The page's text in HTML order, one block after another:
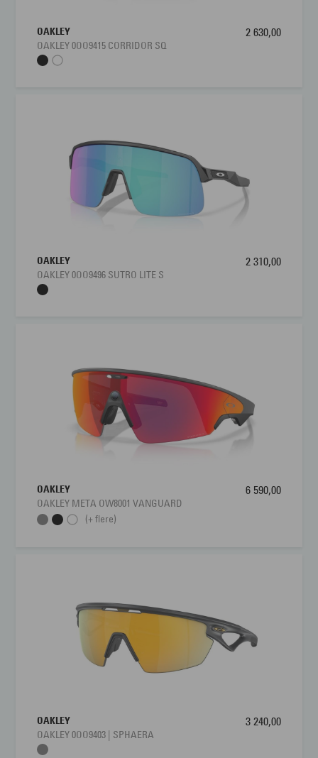
OAKLEY
OAKLEY 0OO9415 CORRIDOR SQ
2 630,00
OAKLEY
OAKLEY 0OO9496 SUTRO LITE S
2 310,00
OAKLEY
OAKLEY META OW8001 VANGUARD
6 590,00
(+ flere)
OAKLEY
OAKLEY 0OO9403 | SPHAERA
3 240,00